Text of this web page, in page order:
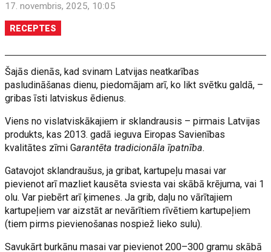
17. novembris, 2025, 10:05
RECEPTES
Šajās dienās, kad svinam Latvijas neatkarības
pasludināšanas dienu, piedomājam arī, ko likt svētku galdā, –
gribas īsti latviskus ēdienus.
Viens no vislatviskākajiem ir sklandrausis – pirmais Latvijas
produkts, kas 2013. gadā ieguva Eiropas Savienības
kvalitātes zīmi Garantēta tradicionāla īpatnība.
Gatavojot sklandraušus, ja gribat, kartupeļu masai var
pievienot arī mazliet kausēta sviesta vai skābā krējuma, vai 1
olu. Var piebērt arī ķimenes. Ja grib, daļu no vārītajiem
kartupeļiem var aizstāt ar nevārītiem rīvētiem kartupeļiem
(tiem pirms pievienošanas nospiež lieko sulu).
Savukārt burkānu masai var pievienot 200–300 gramu skābā